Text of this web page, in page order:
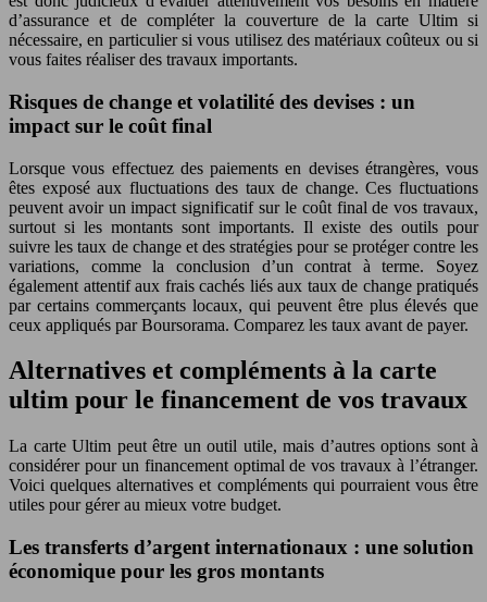
d’assurance et de compléter la couverture de la carte Ultim si
nécessaire, en particulier si vous utilisez des matériaux coûteux ou si
vous faites réaliser des travaux importants.
Risques de change et volatilité des devises : un
impact sur le coût final
Lorsque vous effectuez des paiements en devises étrangères, vous
êtes exposé aux fluctuations des taux de change. Ces fluctuations
peuvent avoir un impact significatif sur le coût final de vos travaux,
surtout si les montants sont importants. Il existe des outils pour
suivre les taux de change et des stratégies pour se protéger contre les
variations, comme la conclusion d’un contrat à terme. Soyez
également attentif aux frais cachés liés aux taux de change pratiqués
par certains commerçants locaux, qui peuvent être plus élevés que
ceux appliqués par Boursorama. Comparez les taux avant de payer.
Alternatives et compléments à la carte
ultim pour le financement de vos travaux
La carte Ultim peut être un outil utile, mais d’autres options sont à
considérer pour un financement optimal de vos travaux à l’étranger.
Voici quelques alternatives et compléments qui pourraient vous être
utiles pour gérer au mieux votre budget.
Les transferts d’argent internationaux : une solution
économique pour les gros montants